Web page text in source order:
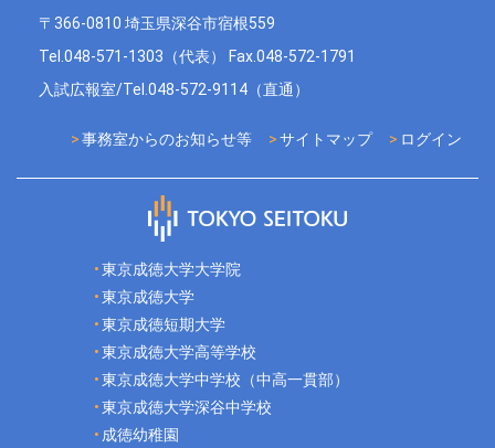
〒366-0810 埼玉県深谷市宿根559
Tel.048-571-1303（代表） Fax.048-572-1791
入試広報室/Tel.048-572-9114（直通）
ログイン
サイトマップ
事務室からのお知らせ等
東京成徳大学大学院
東京成徳大学
東京成徳短期大学
東京成徳大学高等学校
東京成徳大学中学校（中高一貫部）
東京成徳大学深谷中学校
成徳幼稚園